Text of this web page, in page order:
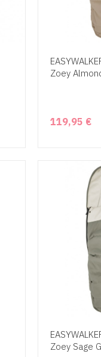
Zoey
119,95 €
Zoey Sage